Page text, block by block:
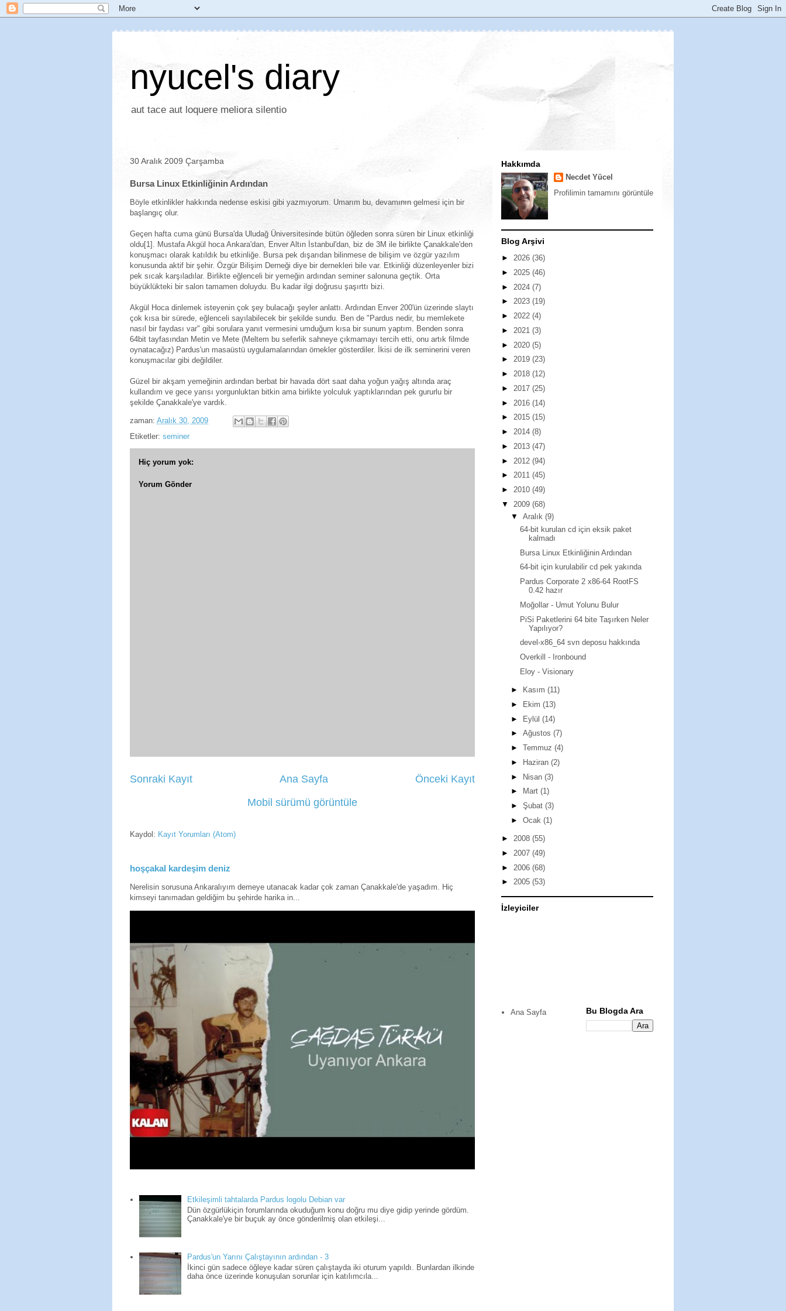
nyucel's diary
aut tace aut loquere meliora silentio
30 Aralık 2009 Çarşamba
Bursa Linux Etkinliğinin Ardından
Böyle etkinlikler hakkında nedense eskisi gibi yazmıyorum. Umarım bu, devamının gelmesi için bir
başlangıç olur.
Geçen hafta cuma günü Bursa'da Uludağ Üniversitesinde bütün öğleden sonra süren bir Linux etkinliği
oldu[1]. Mustafa Akgül hoca Ankara'dan, Enver Altın İstanbul'dan, biz de 3M ile birlikte Çanakkale'den
konuşmacı olarak katıldık bu etkinliğe. Bursa pek dışarıdan bilinmese de bilişim ve özgür yazılım
konusunda aktif bir şehir. Özgür Bilişim Derneği diye bir dernekleri bile var. Etkinliği düzenleyenler bizi
pek sıcak karşıladılar. Birlikte eğlenceli bir yemeğin ardından seminer salonuna geçtik. Orta
büyüklükteki bir salon tamamen doluydu. Bu kadar ilgi doğrusu şaşırttı bizi.
Akgül Hoca dinlemek isteyenin çok şey bulacağı şeyler anlattı. Ardından Enver 200'ün üzerinde slaytı
çok kısa bir sürede, eğlenceli sayılabilecek bir şekilde sundu. Ben de "Pardus nedir, bu memlekete
nasıl bir faydası var" gibi sorulara yanıt vermesini umduğum kısa bir sunum yaptım. Benden sonra
64bit tayfasından Metin ve Mete (Meltem bu seferlik sahneye çıkmamayı tercih etti, onu artık filmde
oynatacağız) Pardus'un masaüstü uygulamalarından örnekler gösterdiler. İkisi de ilk seminerini veren
konuşmacılar gibi değildiler.
Güzel bir akşam yemeğinin ardından berbat bir havada dört saat daha yoğun yağış altında araç
kullandım ve gece yarısı yorgunluktan bitkin ama birlikte yolculuk yaptıklarından pek gururlu bir
şekilde Çanakkale'ye vardık.
zaman: Aralık 30, 2009
Etiketler: seminer
Hiç yorum yok:
Yorum Gönder
Sonraki Kayıt Önceki Kayıt
Ana Sayfa
Mobil sürümü görüntüle
Kaydol: Kayıt Yorumları (Atom)
hoşçakal kardeşim deniz
Nerelisin sorusuna Ankaralıyım demeye utanacak kadar çok zaman Çanakkale'de yaşadım. Hiç
kimseyi tanımadan geldiğim bu şehirde harika in...
Etkileşimli tahtalarda Pardus logolu Debian var
Dün özgürlükiçin forumlarında okuduğum konu doğru mu diye gidip yerinde gördüm.
Çanakkale'ye bir buçuk ay önce gönderilmiş olan etkileşi...
Pardus'un Yarını Çalıştayının ardından - 3
İkinci gün sadece öğleye kadar süren çalıştayda iki oturum yapıldı. Bunlardan ilkinde
daha önce üzerinde konuşulan sorunlar için katılımcıla...
Hakkımda
Necdet Yücel
Profilimin tamamını görüntüle
Blog Arşivi
► 2026 (36)
► 2025 (46)
► 2024 (7)
► 2023 (19)
► 2022 (4)
► 2021 (3)
► 2020 (5)
► 2019 (23)
► 2018 (12)
► 2017 (25)
► 2016 (14)
► 2015 (15)
► 2014 (8)
► 2013 (47)
► 2012 (94)
► 2011 (45)
► 2010 (49)
▼ 2009 (68)
▼ Aralık (9)
64-bit kurulan cd için eksik paket
kalmadı
Bursa Linux Etkinliğinin Ardından
64-bit için kurulabilir cd pek yakında
Pardus Corporate 2 x86-64 RootFS
0.42 hazır
Moğollar - Umut Yolunu Bulur
PiSi Paketlerini 64 bite Taşırken Neler
Yapılıyor?
devel-x86_64 svn deposu hakkında
Overkill - Ironbound
Eloy - Visionary
► Kasım (11)
►
Ekim (13)
► Eylül (14)
► Ağustos (7)
► Temmuz (4)
►
Haziran (2)
► Nisan (3)
►
Mart (1)
► Şubat (3)
► Ocak (1)
► 2008 (55)
► 2007 (49)
► 2006 (68)
► 2005 (53)
İzleyiciler
Ana Sayfa Bu Blogda Ara